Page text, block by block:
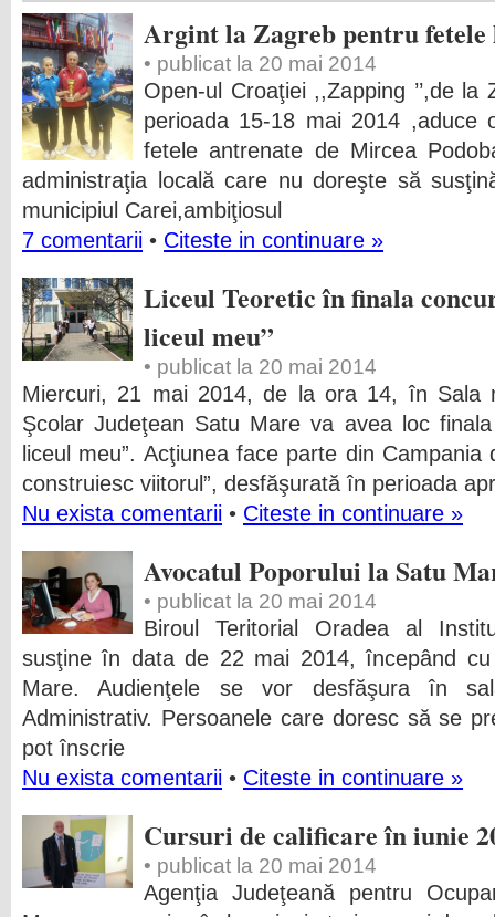
Argint la Zagreb pentru
• publicat la 20 mai 2014
Open-ul Croaţiei ,,Zapping ’’,de
perioada 15-18 mai 2014
fetele antrenate de Mircea
administraţia locală care nu doreşte să
municipiul Carei,ambiţiosul
7 comentarii • Citeste in continuare »
Liceul Teoretic în finala
liceul meu”
• publicat la 20 mai 2014
Miercuri, 21 mai 2014, de la ora 14, în Sala
Şcolar Judeţean Satu Mare va avea loc
liceul meu”. Acţiunea face parte din Campania
construiesc viitorul”, desfăşurată în perioada
Nu exista comentarii • Citeste in continuare »
Avocatul Poporului la Satu
• publicat la 20 mai 2014
Biroul Teritorial Oradea al
susţine în data de 22 mai 2014, începând
Mare. Audienţele se vor desfăşura în
Administrativ. Persoanele care doresc să se
pot înscrie
Nu exista comentarii • Citeste in continuare »
Cursuri de calificare în iunie
• publicat la 20 mai 2014
Agenţia Judeţeană pentru